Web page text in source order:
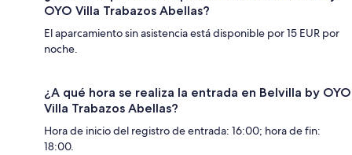
OYO Villa Trabazos Abellas?
El aparcamiento sin asistencia está disponible por 15 EUR por
noche.
¿A qué hora se realiza la entrada en Belvilla by OYO
Villa Trabazos Abellas?
Hora de inicio del registro de entrada: 16:00; hora de fin:
18:00.